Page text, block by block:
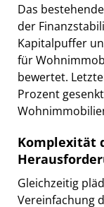
Das
der
Kapitalpuffer
für
bewertet.
Prozent
Komplexität
Gleichzeitig
Vereinfachung